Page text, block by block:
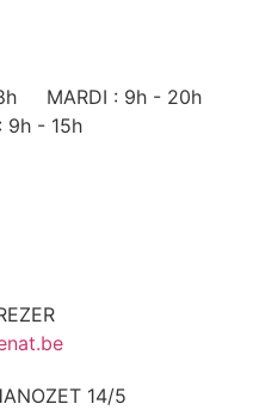
MARDI : 9h - 20h
9h - 15h
14/5